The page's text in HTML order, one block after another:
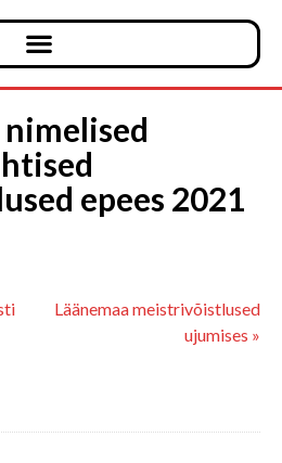
epees 2021
Läänemaa meistrivõistlused
ujumises »